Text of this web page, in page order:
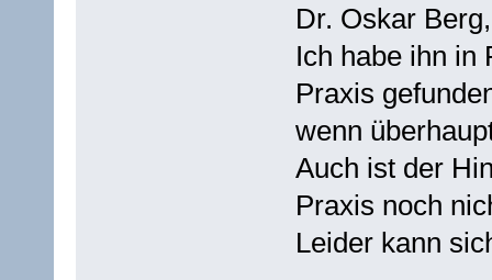
Dr. Oskar
Ich habe ihn in
Praxis
wenn
Auch ist der
Praxis noch
Leider kann